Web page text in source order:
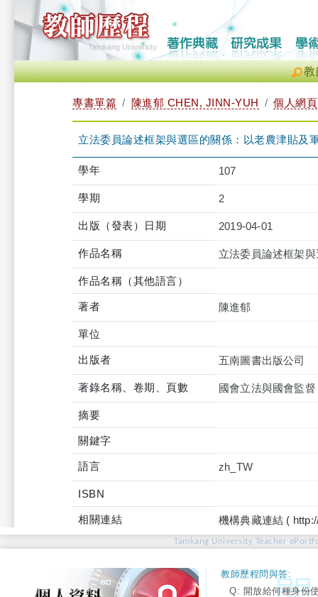
教
專書單篇 陳進郁 CHEN, JINN-YUH 個人網頁
立法委員論述框架與選區的關係：以老農津貼及
學年 107
學期 2
出版（發表）日期 2019-04-01
作品名稱 立法委員論述框架
作品名稱（其他語言）
著者 陳進郁
單位
出版者 五南圖書出版公司
著錄名稱、卷期、頁數 國會立法與國會監督
摘要
關鍵字
語言 zh_TW
ISBN
相關連結 機構典藏連結 (
Tamkang University Teacher
教師歷程問與答:
Q: 開放給何種身份